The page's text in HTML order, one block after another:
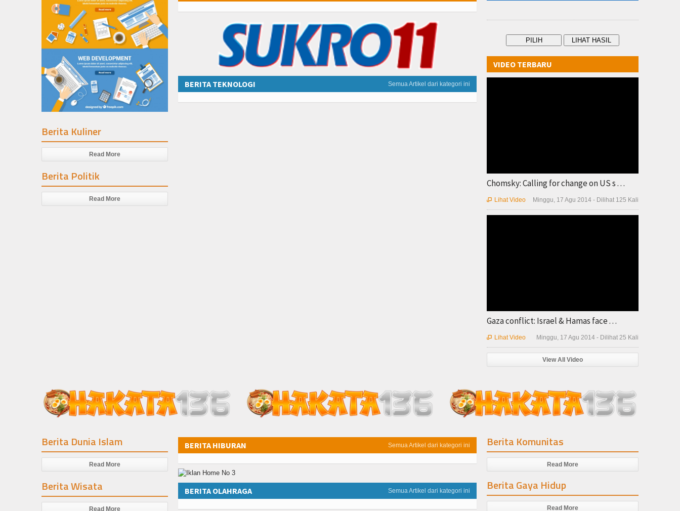
Semua Artikel dari kategori ini
BERITA TEKNOLOGI
Berita Kuliner
Read More
Berita Politik
Read More
VIDEO TERBARU
Chomsky: Calling for change on US s . . .
Minggu, 17 Agu 2014 - Dilihat 125 Kali
 Lihat Video
Gaza conflict: Israel & Hamas face . . .
Minggu, 17 Agu 2014 - Dilihat 25 Kali
 Lihat Video
View All Video
Semua Artikel dari kategori ini
BERITA HIBURAN
Semua Artikel dari kategori ini
BERITA OLAHRAGA
Berita Dunia Islam
Read More
Berita Wisata
Read More
Berita Komunitas
Read More
Berita Gaya Hidup
Read More